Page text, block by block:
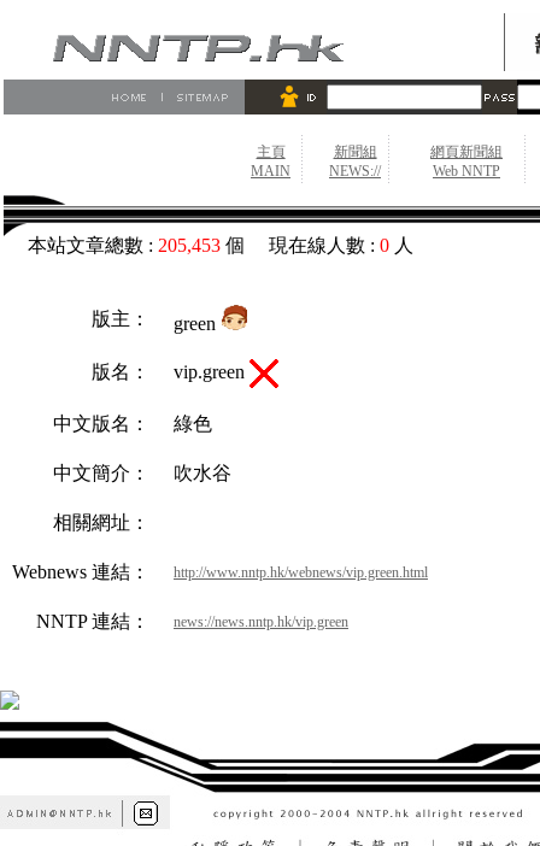
主頁
MAIN
新聞組
NEWS://
網頁新聞組
Web NNTP
本站文章總數 : 205,453 個 現在線人數 : 0 人
版主： green
版名： vip.green
中文版名： 綠色
中文簡介： 吹水谷
相關網址：
Webnews 連結： http://www.nntp.hk/webnews/vip.green.html
NNTP 連結： news://news.nntp.hk/vip.green